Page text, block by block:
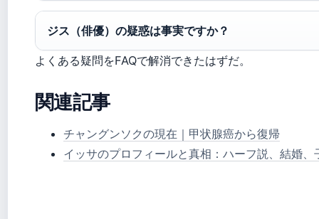
ジス（俳優）の疑惑は事実ですか？
よくある疑問をFAQで解消できたはずだ。
関連記事
チャングンソクの現在｜甲状腺癌から復帰
イッサのプロフィールと真相：ハーフ説、結婚、